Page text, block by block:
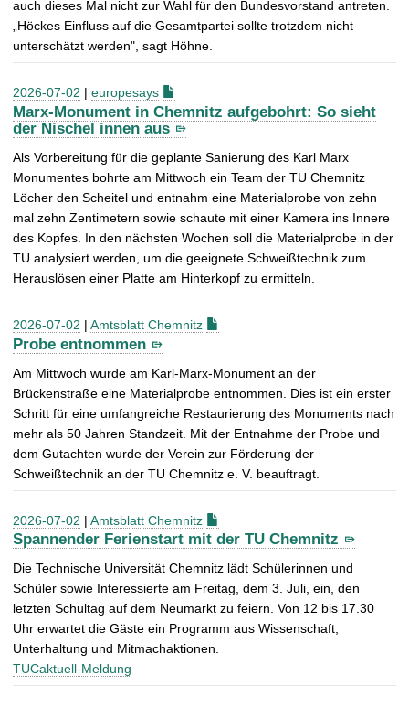
auch dieses Mal nicht zur Wahl für den Bundesvorstand antreten.
„Höckes Einfluss auf die Gesamtpartei sollte trotzdem nicht
unterschätzt werden", sagt Höhne.
2026-07-02 | europesays
Marx-Monument in Chemnitz aufgebohrt: So sieht
der Nischel innen aus
Als Vorbereitung für die geplante Sanierung des Karl Marx
Monumentes bohrte am Mittwoch ein Team der TU Chemnitz
Löcher den Scheitel und entnahm eine Materialprobe von zehn
mal zehn Zentimetern sowie schaute mit einer Kamera ins Innere
des Kopfes. In den nächsten Wochen soll die Materialprobe in der
TU analysiert werden, um die geeignete Schweißtechnik zum
Herauslösen einer Platte am Hinterkopf zu ermitteln.
2026-07-02 | Amtsblatt Chemnitz
Probe entnommen
Am Mittwoch wurde am Karl-Marx-Monument an der
Brückenstraße eine Materialprobe entnommen. Dies ist ein erster
Schritt für eine umfangreiche Restaurierung des Monuments nach
mehr als 50 Jahren Standzeit. Mit der Entnahme der Probe und
dem Gutachten wurde der Verein zur Förderung der
Schweißtechnik an der TU Chemnitz e. V. beauftragt.
2026-07-02 | Amtsblatt Chemnitz
Spannender Ferienstart mit der TU Chemnitz
Die Technische Universität Chemnitz lädt Schülerinnen und
Schüler sowie Interessierte am Freitag, dem 3. Juli, ein, den
letzten Schultag auf dem Neumarkt zu feiern. Von 12 bis 17.30
Uhr erwartet die Gäste ein Programm aus Wissenschaft,
Unterhaltung und Mitmachaktionen.
TUCaktuell-Meldung